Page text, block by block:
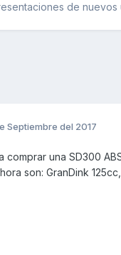
de nuevos
Septiembre del 2017
comprar una SD300
son: GranDink